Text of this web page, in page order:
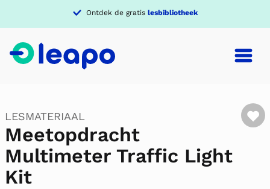
Verdiep je in een
LESMATERIAAL
Meetopdracht
Multimeter Traffic Light
Kit